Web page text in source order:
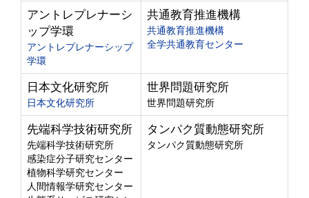
アントレプレナーシ
ップ学環
アントレプレナーシップ
学環
共通教育推進機構
共通教育推進機構
全学共通教育センター
日本文化研究所
日本文化研究所
世界問題研究所
世界問題研究所
先端科学技術研究所
先端科学技術研究所
感染症分子研究センター
植物科学研究センター
人間情報学研究センター
タンパク質動態研究所
タンパク質動態研究所